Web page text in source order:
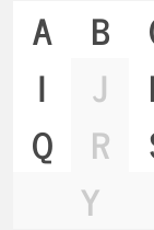
A B
I
J
Q
R
Y